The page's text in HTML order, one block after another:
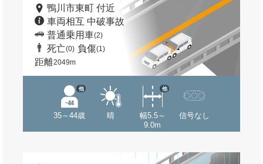
鴨川市東町 付近
車両相互 中破事故
普通乗用車(2)
死亡(0) 負傷(1)
距離2049m
35～44歳
他
晴
幅5.5～
9.0m
他
信号なし